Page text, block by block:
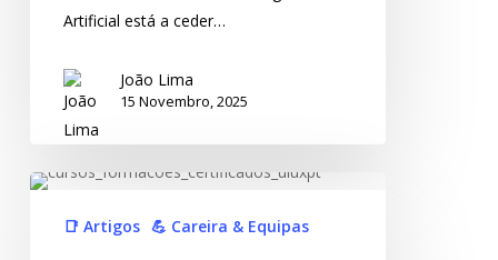
Artificial está a ceder…
João Lima
15 Novembro, 2025
📑 Artigos 💪 Careira & Equipas